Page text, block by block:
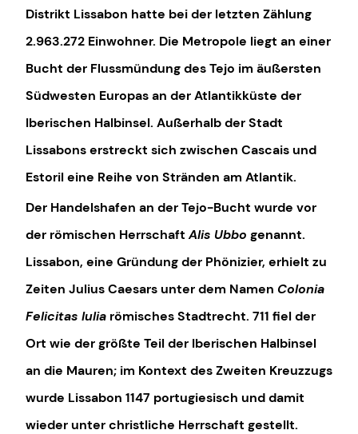
Distrikt Lissabon hatte bei der letzten Zählung
2.963.272 Einwohner. Die Metropole liegt an einer
Bucht der Flussmündung des Tejo im äußersten
Südwesten Europas an der Atlantikküste der
Iberischen Halbinsel. Außerhalb der Stadt
Lissabons erstreckt sich zwischen Cascais und
Estoril eine Reihe von Stränden am Atlantik.
Der Handelshafen an der Tejo-Bucht wurde vor
der römischen HerrschaftAlis Ubbo genannt.
Lissabon, eine Gründung der Phönizier, erhielt zu
Zeiten Julius Caesars unter dem Namen Colonia
Felicitas Iulia römisches Stadtrecht. 711 fiel der
Ort wie der größte Teil der Iberischen Halbinsel
an die Mauren; im Kontext des Zweiten Kreuzzugs
wurde Lissabon 1147 portugiesisch und damit
wieder unter christliche Herrschaft gestellt.